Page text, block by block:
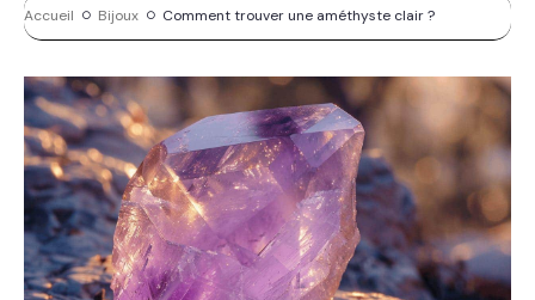
Accueil Bijoux Comment trouver une améthyste clair ?